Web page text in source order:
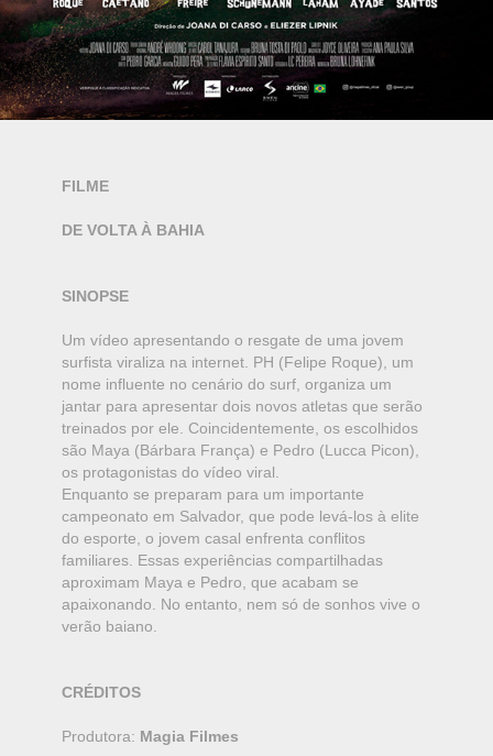
FILME
DE VOLTA À BAHIA
SINOPSE
Um vídeo apresentando o resgate de uma jovem
surfista viraliza na internet. PH (Felipe Roque), um
nome influente no cenário do surf, organiza um
jantar para apresentar dois novos atletas que serão
treinados por ele. Coincidentemente, os escolhidos
são Maya (Bárbara França) e Pedro (Lucca Picon),
os protagonistas do vídeo viral.
Enquanto se preparam para um importante
campeonato em Salvador, que pode levá-los à elite
do esporte, o jovem casal enfrenta conflitos
familiares. Essas experiências compartilhadas
aproximam Maya e Pedro, que acabam se
apaixonando. No entanto, nem só de sonhos vive o
verão baiano.
CRÉDITOS
Produtora: Magia Filmes